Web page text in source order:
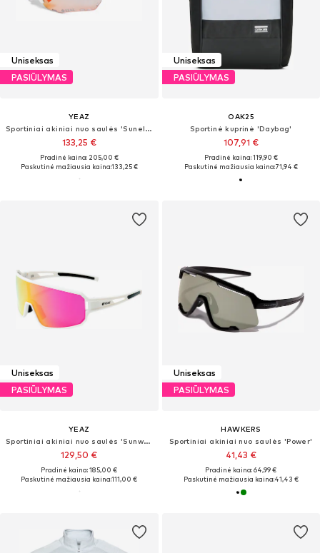
Uniseksas
PASIŪLYMAS
YEAZ
Sportiniai akiniai nuo saulės 'Sunelation'
133,25 €
Pradinė kaina: 205,00 €
Paskutinė mažiausia kaina:133,25 €
Uniseksas
PASIŪLYMAS
OAK25
Sportinė kuprinė 'Daybag'
107,91 €
Pradinė kaina: 119,90 €
Paskutinė mažiausia kaina:71,94 €
Uniseksas
PASIŪLYMAS
YEAZ
Sportiniai akiniai nuo saulės 'Sunwave'
129,50 €
Pradinė kaina: 185,00 €
Paskutinė mažiausia kaina:111,00 €
Uniseksas
PASIŪLYMAS
HAWKERS
Sportiniai akiniai nuo saulės 'Power'
41,43 €
Pradinė kaina: 64,99 €
Paskutinė mažiausia kaina:41,43 €